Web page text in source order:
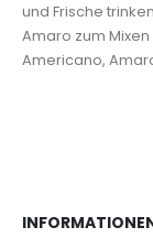
und Frische
Amaro zum
Americano,